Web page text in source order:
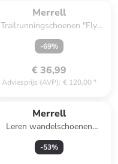
uitverkocht.
Merrell
Trailrunningschoenen "Fly
Strike 2 GTX" zwart
-69%
€ 36,99
Adviesprijs (AVP): € 120,00*
Merrell
Leren wandelschoenen
''Accentor 3'' bruin
-53%